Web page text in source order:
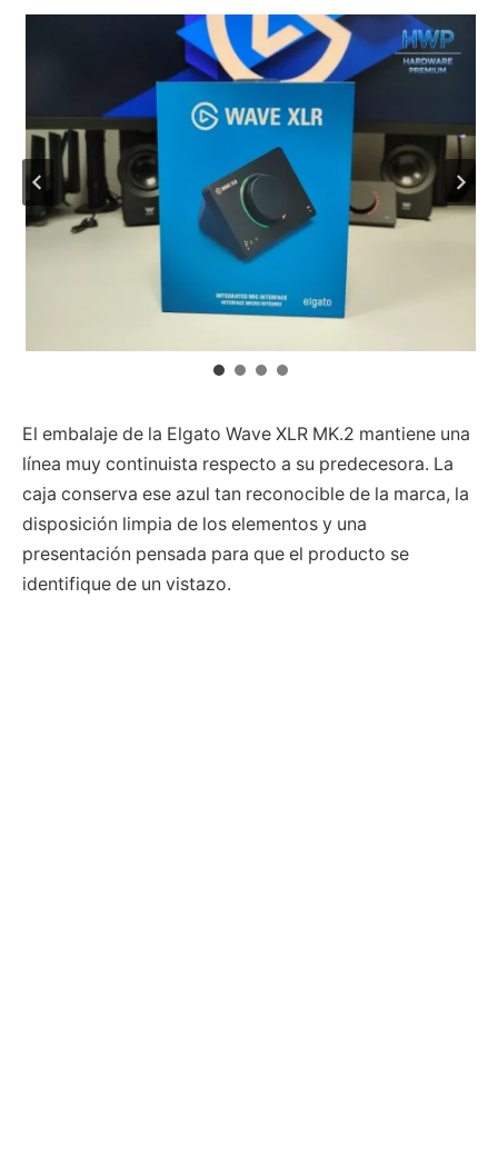
El embalaje de la Elgato Wave XLR MK.2 mantiene una
línea muy continuista respecto a su predecesora. La
caja conserva ese azul tan reconocible de la marca, la
disposición limpia de los elementos y una
presentación pensada para que el producto se
identifique de un vistazo.